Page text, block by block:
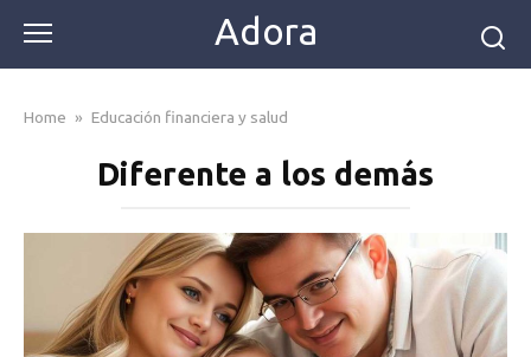
content
Adora
Home » Educación financiera y salud
Diferente a los demás